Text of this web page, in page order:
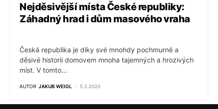
Nejděsivější místa České republiky:
Záhadný hrad i dům masového vraha
Česká republika je díky své mnohdy pochmurné a
děsivé historii domovem mnoha tajemných a hrozivých
míst. V tomto…
AUTOR JAKUB WEIGL 5.2.2020